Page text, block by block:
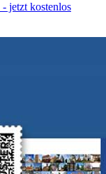
jetzt kostenlos